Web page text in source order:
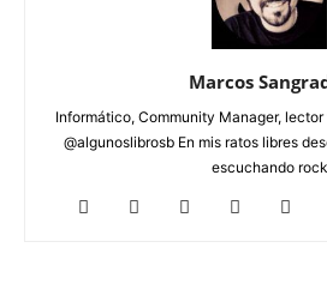
Marcos
Informático, Community Manager,
@algunoslibrosb En mis ratos libres
escuchando rock